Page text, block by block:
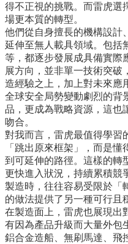
入
學
管
道
學
生
專
區
公
告
與
訊
息
校
友
會
得不正視的挑戰。而雷虎選
場更本質的轉型。
他們從自身擅長的機構設計
延伸至無人載具領域。包括
等，都逐步發展成具備實際
展方向，並非單一技術突破
造經驗之上，加上對未來應
全球安全局勢變動劇烈的背
品，更成為戰略資源，這也
吻合。
對我而言，雷虎最值得學習
「跳出原來框架」，而是
到可延伸的路徑。這樣的轉
更快進入狀況，持續累積競
製造時，往往容易受限於「
的做法提供了另一種可行且
在製造面上，雷虎也展現出
有因為產品升級而大量外包
鋁合金造船、無刷馬達、飛